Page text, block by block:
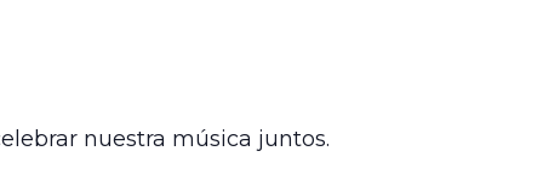
nuestra música juntos.